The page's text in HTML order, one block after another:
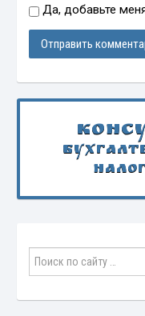
Да, добавьте